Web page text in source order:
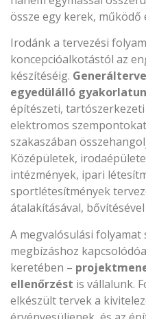
össze egy kerek, működő
Irodánk a tervezési
koncepcióalkotástól az
készítéséig.
egyedülálló
építészeti,
elektromos
szakaszában
Középületek,
intézmények, ipari
sportlétesítmények
átalakításával,
A megvalósulási folyamat
megbízáshoz
keretében –
ellenőrzést is vállalunk.
elkészült tervek a